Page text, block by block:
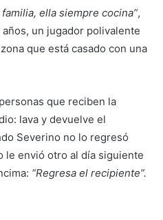
ella siempre cocina”,
un jugador polivalente
que está casado con una
que reciben la
lava y devuelve el
Severino no lo regresó
le envió otro al día siguiente
“Regresa el recipiente”.